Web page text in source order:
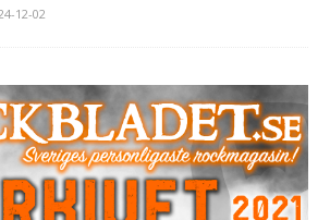
12-02